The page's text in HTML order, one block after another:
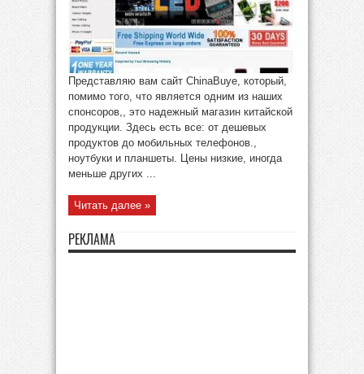
Представляю вам сайт ChinaBuye, который,
помимо того, что является одним из наших
спонсоров,, это надежный магазин китайской
продукции. Здесь есть все: от дешевых
продуктов до мобильных телефонов.,
ноутбуки и планшеты. Цены низкие, иногда
меньше других ...
Читать далее »
РЕКЛАМА